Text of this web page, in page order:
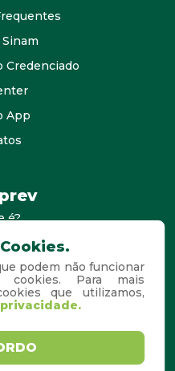
Credenciado
App
é?
Visita
podem não funcionar
Para mais
que utilizamos,